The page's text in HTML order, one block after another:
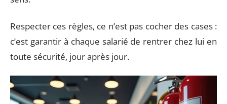
Respecter ces règles, ce n’est pas cocher des cases :
c’est garantir à chaque salarié de rentrer chez lui en
toute sécurité, jour après jour.